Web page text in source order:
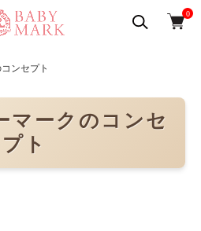
0
ンセプト
マークのコンセ
プト